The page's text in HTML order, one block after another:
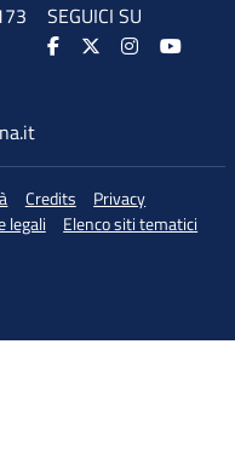
SEGUICI SU
Credits
Privacy
legali
Elenco siti tematici